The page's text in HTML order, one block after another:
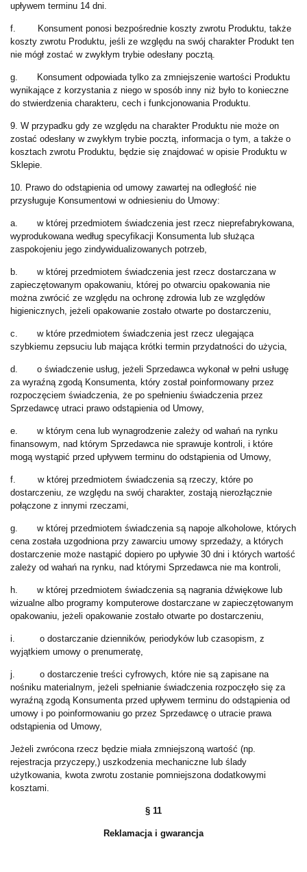
upływem terminu 14 dni.
f. Konsument ponosi bezpośrednie koszty zwrotu Produktu, także
koszty zwrotu Produktu, jeśli ze względu na swój charakter Produkt ten
nie mógł zostać w zwykłym trybie odesłany pocztą.
g. Konsument odpowiada tylko za zmniejszenie wartości Produktu
wynikające z korzystania z niego w sposób inny niż było to konieczne
do stwierdzenia charakteru, cech i funkcjonowania Produktu.
9. W przypadku gdy ze względu na charakter Produktu nie może on
zostać odesłany w zwykłym trybie pocztą, informacja o tym, a także o
kosztach zwrotu Produktu, będzie się znajdować w opisie Produktu w
Sklepie.
10. Prawo do odstąpienia od umowy zawartej na odległość nie
przysługuje Konsumentowi w odniesieniu do Umowy:
a. w której przedmiotem świadczenia jest rzecz nieprefabrykowana,
wyprodukowana według specyfikacji Konsumenta lub służąca
zaspokojeniu jego zindywidualizowanych potrzeb,
b. w której przedmiotem świadczenia jest rzecz dostarczana w
zapieczętowanym opakowaniu, której po otwarciu opakowania nie
można zwrócić ze względu na ochronę zdrowia lub ze względów
higienicznych, jeżeli opakowanie zostało otwarte po dostarczeniu,
c. w które przedmiotem świadczenia jest rzecz ulegająca
szybkiemu zepsuciu lub mająca krótki termin przydatności do użycia,
d. o świadczenie usług, jeżeli Sprzedawca wykonał w pełni usługę
za wyraźną zgodą Konsumenta, który został poinformowany przez
rozpoczęciem świadczenia, że po spełnieniu świadczenia przez
Sprzedawcę utraci prawo odstąpienia od Umowy,
e. w którym cena lub wynagrodzenie zależy od wahań na rynku
finansowym, nad którym Sprzedawca nie sprawuje kontroli, i które
mogą wystąpić przed upływem terminu do odstąpienia od Umowy,
f. w której przedmiotem świadczenia są rzeczy, które po
dostarczeniu, ze względu na swój charakter, zostają nierozłącznie
połączone z innymi rzeczami,
g. w której przedmiotem świadczenia są napoje alkoholowe, których
cena została uzgodniona przy zawarciu umowy sprzedaży, a których
dostarczenie może nastąpić dopiero po upływie 30 dni i których wartość
zależy od wahań na rynku, nad którymi Sprzedawca nie ma kontroli,
h. w której przedmiotem świadczenia są nagrania dźwiękowe lub
wizualne albo programy komputerowe dostarczane w zapieczętowanym
opakowaniu, jeżeli opakowanie zostało otwarte po dostarczeniu,
i. o dostarczanie dzienników, periodyków lub czasopism, z
wyjątkiem umowy o prenumeratę,
j. o dostarczenie treści cyfrowych, które nie są zapisane na
nośniku materialnym, jeżeli spełnianie świadczenia rozpoczęło się za
wyraźną zgodą Konsumenta przed upływem terminu do odstąpienia od
umowy i po poinformowaniu go przez Sprzedawcę o utracie prawa
odstąpienia od Umowy,
Jeżeli zwrócona rzecz będzie miała zmniejszoną wartość (np.
rejestracja przyczepy,) uszkodzenia mechaniczne lub ślady
użytkowania, kwota zwrotu zostanie pomniejszona dodatkowymi
kosztami.
§ 11
Reklamacja i gwarancja